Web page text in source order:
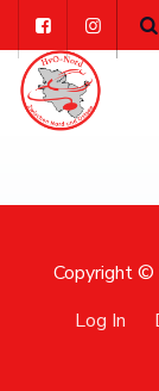
content
Copyright
Log In